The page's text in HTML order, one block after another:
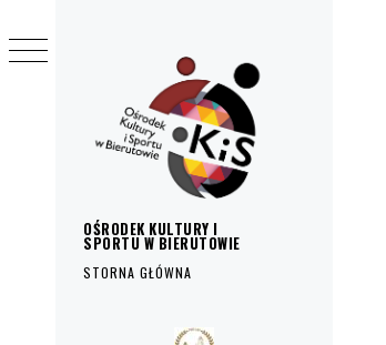
OŚRODEK KULTURY I
SPORTU W BIERUTOWIE
STORNA GŁÓWNA